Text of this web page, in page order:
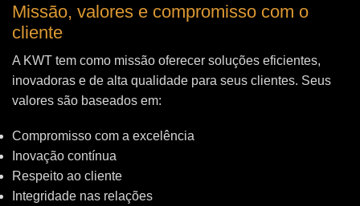
Missão, valores e compromisso com o
cliente
A KWT tem como missão oferecer soluções eficientes,
inovadoras e de alta qualidade para seus clientes. Seus
valores são baseados em:
Compromisso com a excelência
Inovação contínua
Respeito ao cliente
Integridade nas relações